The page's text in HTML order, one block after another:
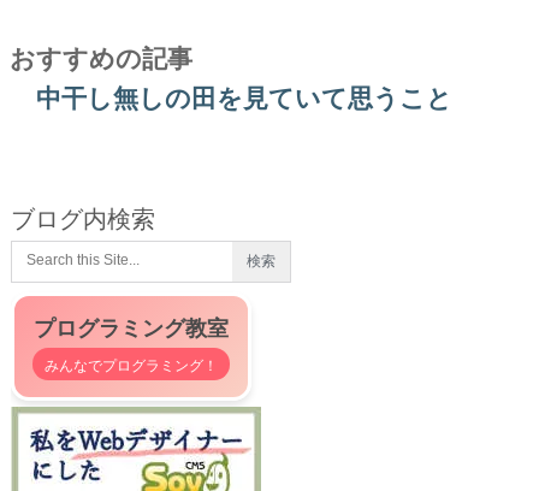
おすすめの記事
中干し無しの田を見ていて思うこと
ブログ内検索
プログラミング教室
みんなでプログラミング！